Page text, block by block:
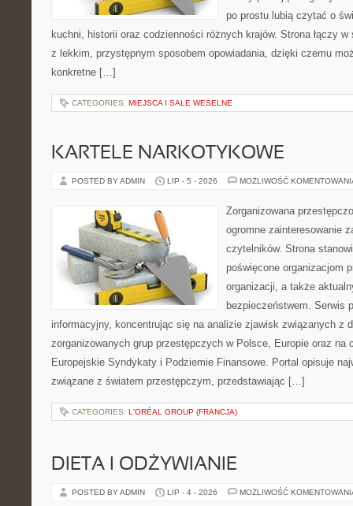
po prostu lubią czytać o
kuchni, historii oraz codzienności różnych krajów. Strona łączy
z lekkim, przystępnym sposobem opowiadania, dzięki czemu
konkretne […]
CATEGORIES: MIEJSCA I SALE WESELNE
KARTELE NARKOTYKOWE
POSTED BY ADMIN LIP - 5 - 2026 MOŻLIWOŚĆ
Zorganizowana
ogromne zainteresowanie
czytelników. Strona
poświęcone organizacjom
organizacji, a także
bezpieczeństwem. Serwis
informacyjny, koncentrując się na analizie zjawisk związanych z
zorganizowanych grup przestępczych w Polsce, Europie oraz na
Europejskie Syndykaty i Podziemie Finansowe. Portal opisuje
związane z światem przestępczym, przedstawiając […]
CATEGORIES: L'ORÉAL GROUP (FRANCJA)
DIETA I ODŻYWIANIE
POSTED BY ADMIN LIP - 4 - 2026 MOŻLIWOŚĆ